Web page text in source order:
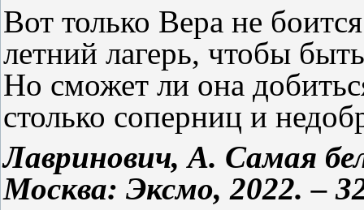
Вот только Вера не
летний лагерь, чтобы
Но сможет ли она
столько соперниц и
Лавринович, А. Самая
Москва: Эксмо, 2022. –